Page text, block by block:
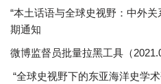
“本土话语与全球史视野：中外
期通知
微博监督员批量拉黑工具（
“全球史视野下的东亚海洋史学